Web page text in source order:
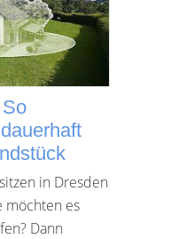
in Dresden
möchten es
Dann